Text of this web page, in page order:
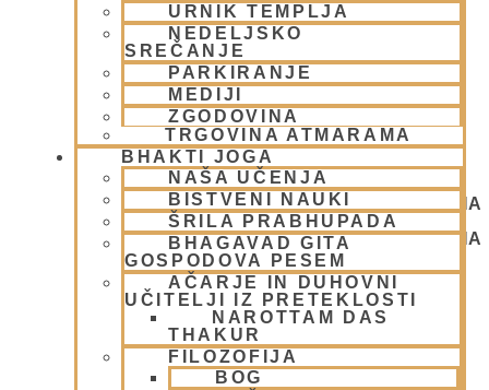
URNIK TEMPLJA
NEDELJSKO
SREČANJE
PARKIRANJE
MEDIJI
ZGODOVINA
TRGOVINA ATMARAMA
BHAKTI JOGA
NAŠA UČENJA
BISTVENI NAUKI
ŠRILA PRABHUPADA
BHAGAVAD GITA
GOSPODOVA PESEM
AČARJE IN DUHOVNI
UČITELJI IZ PRETEKLOSTI
NAROTTAM DAS
THAKUR
FILOZOFIJA
BOG
NEDELJSKO SREČANJE - CENTER HARE KRIŠNA
LJUBLJANA
NEDELJSKO SREČANJE - CENTER HARE KRIŠNA
LJUBLJANA